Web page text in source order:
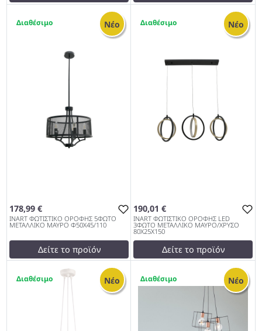
testFalse
Τρίφωτο Μέταλλο Με Γυαλί
Διάφανο Κρακελέ 35x114cm
testFalse
Τρίφωτο Μέταλλο Με Γυαλί
Νέο
178,99 €
INART ΦΩΤΙΣΤΙΚΟ ΟΡΟΦΗΣ 5ΦΩΤΟ
ΜΕΤΑΛΛΙΚΟ ΜΑΥΡΟ Φ50Χ45/110
Δείτε το προϊόν
testFalse
INART ΦΩΤΙΣΤΙΚΟ ΟΡΟΦΗΣ
Νέο
190,01 €
INART ΦΩΤΙΣΤΙΚΟ ΟΡΟΦΗΣ LED
3ΦΩΤΟ ΜΕΤΑΛΛΙΚΟ ΜΑΥΡΟ/ΧΡΥΣΟ
80Χ25Χ150
Δείτε το προϊόν
testFalse
INART ΦΩΤΙΣΤΙΚΟ ΟΡΟΦΗΣ
LED 3ΦΩΤΟ ΜΕΤΑΛΛΙΚΟ
ΜΑΥΡΟ/ΧΡΥΣΟ 80Χ25Χ150
Νέο Νέο